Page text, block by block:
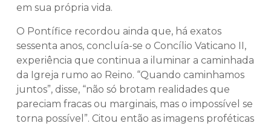
em sua própria vida.
O Pontífice recordou ainda que, há exatos
sessenta anos, concluía-se o Concílio Vaticano II,
experiência que continua a iluminar a caminhada
da Igreja rumo ao Reino. “Quando caminhamos
juntos”, disse, “não só brotam realidades que
pareciam fracas ou marginais, mas o impossível se
torna possível”. Citou então as imagens proféticas